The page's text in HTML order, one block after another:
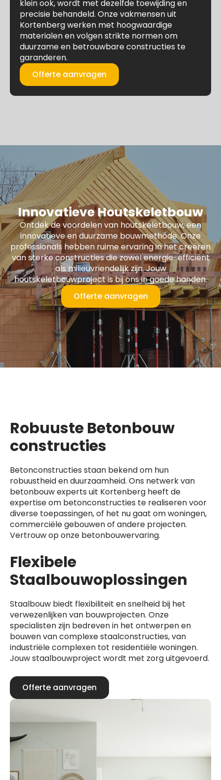
klein ook, wordt met dezelfde toewijding en
precisie behandeld. Onze vakmensen uit
Kortenberg werken met hoogwaardige
materialen en volgen strikte normen om
duurzame en betrouwbare constructies te
garanderen.
Offerte aanvragen
Innovatieve Houtskeletbouw
Ontdek de voordelen van houtskeletbouw, een
innovatieve en duurzame bouwmethode. Onze
professionals hebben ruime ervaring in het creëren
van sterke constructies die zowel energie-efficiënt
als milieuvriendelijk zijn. Jouw
houtskeletbouwproject is bij ons in goede handen.
Offerte aanvragen
Robuuste Betonbouw
constructies
Betonconstructies staan bekend om hun
robuustheid en duurzaamheid. Ons netwerk van
betonbouw experts uit Kortenberg heeft de
expertise om betonconstructies te realiseren voor
diverse toepassingen, of het nu gaat om woningen,
commerciële gebouwen of andere projecten.
Vertrouw op onze betonbouwervaring.
Flexibele
Staalbouwoplossingen
Staalbouw biedt flexibiliteit en snelheid bij het
verwezenlijken van bouwprojecten. Onze
specialisten zijn bedreven in het ontwerpen en
bouwen van complexe staalconstructies, van
industriële complexen tot residentiële woningen.
Jouw staalbouwproject wordt met zorg uitgevoerd.
Offerte aanvragen